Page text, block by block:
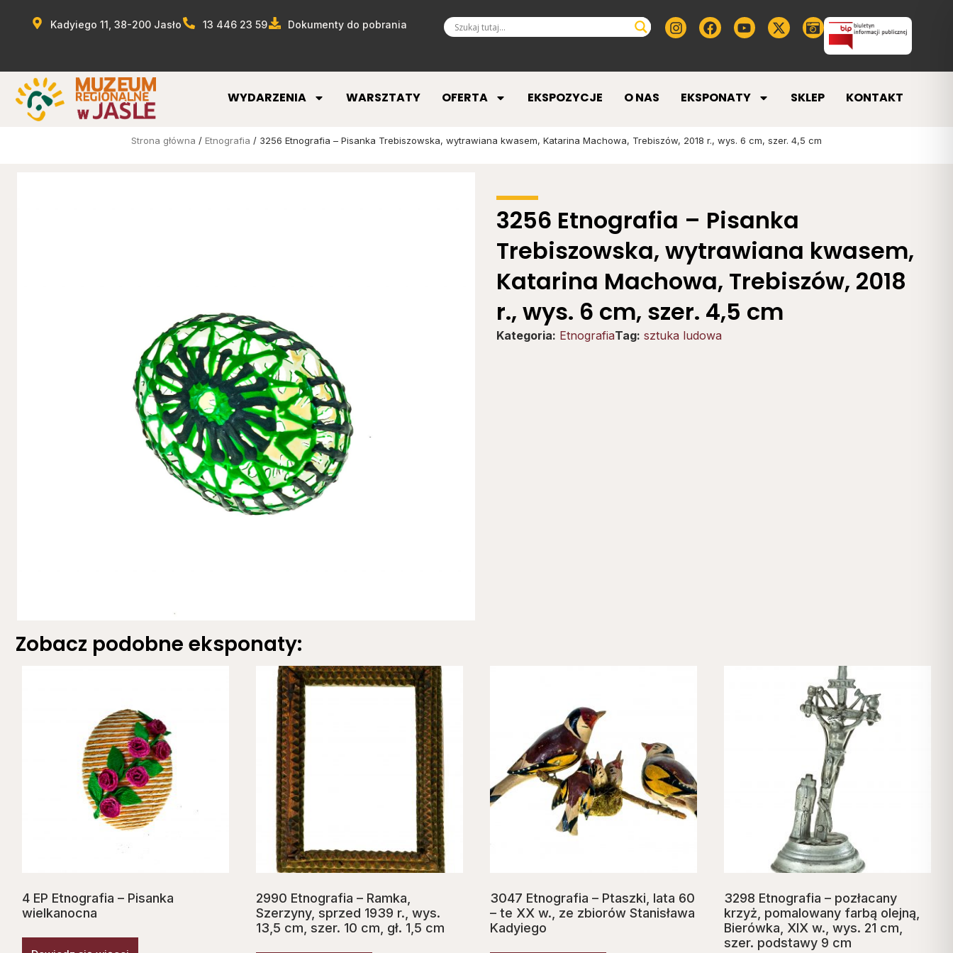
Kadyiego 11, 38-200 Jasło 13 446 23 59 Dokumenty do pobrania
WYDARZENIA WARSZTATY OFERTA EKSPOZYCJE O NAS EKSPONATY SKLEP KONTAKT
Strona główna / Etnografia / 3256 Etnografia – Pisanka Trebiszowska, wytrawiana kwasem, Katarina Machowa, Trebiszów, 2018 r., wys. 6 cm, szer. 4,5 cm
3256 Etnografia – Pisanka
Trebiszowska, wytrawiana kwasem,
Katarina Machowa, Trebiszów, 2018
r., wys. 6 cm, szer. 4,5 cm
Kategoria: EtnografiaTag: sztuka ludowa
Zobacz podobne eksponaty:
4 EP Etnografia – Pisanka
wielkanocna
2990 Etnografia – Ramka,
Szerzyny, sprzed 1939 r., wys.
13,5 cm, szer. 10 cm, gł. 1,5 cm
3047 Etnografia – Ptaszki, lata 60
– te XX w., ze zbiorów Stanisława
Kadyiego
3298 Etnografia – pozłacany
krzyż, pomalowany farbą olejną,
Bierówka, XIX w., wys. 21 cm,
szer. podstawy 9 cm